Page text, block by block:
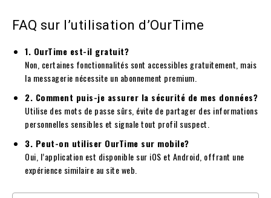
FAQ sur l’utilisation d’OurTime
1. OurTime est-il gratuit?
Non, certaines fonctionnalités sont accessibles gratuitement, mais
la messagerie nécessite un abonnement premium.
2. Comment puis-je assurer la sécurité de mes données?
Utilise des mots de passe sûrs, évite de partager des informations
personnelles sensibles et signale tout profil suspect.
3. Peut-on utiliser OurTime sur mobile?
Oui, l’application est disponible sur iOS et Android, offrant une
expérience similaire au site web.